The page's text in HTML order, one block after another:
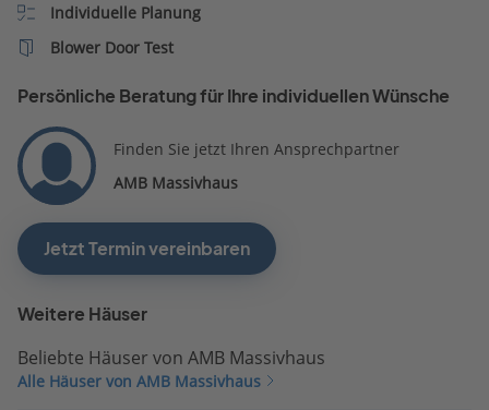
Individuelle Planung
Blower Door Test
Persönliche Beratung für Ihre individuellen Wünsche
Finden Sie jetzt Ihren Ansprechpartner
AMB Massivhaus
Jetzt Termin vereinbaren
Weitere Häuser
Beliebte Häuser von AMB Massivhaus
Alle Häuser von AMB Massivhaus